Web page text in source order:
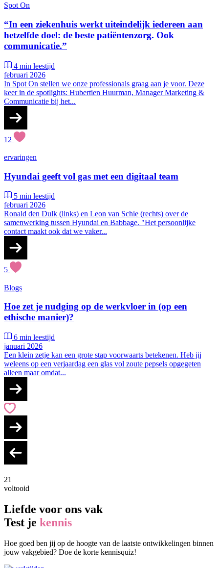
Spot On
“In een ziekenhuis werkt uiteindelijk iedereen aan
hetzelfde doel: de beste patiëntenzorg. Ook
communicatie.”
4 min leestijd
februari 2026
In Spot On stellen we onze professionals graag aan je voor. Deze
keer in de spotlights: Hubertien Huurman, Manager Marketing &
Communicatie bij het...
12
ervaringen
Hyundai geeft vol gas met een digitaal team
5 min leestijd
februari 2026
Ronald den Dulk (links) en Leon van Schie (rechts) over de
samenwerking tussen Hyundai en Babbage. "Het persoonlijke
contact maakt ook dat we vaker...
5
Blogs
Hoe zet je nudging op de werkvloer in (op een
ethische manier)?
6 min leestijd
januari 2026
Een klein zetje kan een grote stap voorwaarts betekenen. Heb jij
weleens op een verjaardag een glas vol zoute pepsels opgegeten
alleen maar omdat...
21
voltooid
Liefde voor ons vak
Test je kennis
Hoe goed ben jij op de hoogte van de laatste ontwikkelingen binnen
jouw vakgebied? Doe de korte kennisquiz!